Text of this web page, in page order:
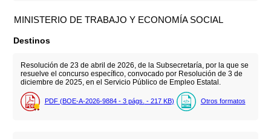
MINISTERIO DE TRABAJO Y ECONOMÍA SOCIAL
Destinos
Resolución de 23 de abril de 2026, de la Subsecretaría, por la que se
resuelve el concurso específico, convocado por Resolución de 3 de
diciembre de 2025, en el Servicio Público de Empleo Estatal.
PDF (BOE-A-2026-9884 - 3 págs. - 217 KB) Otros formatos